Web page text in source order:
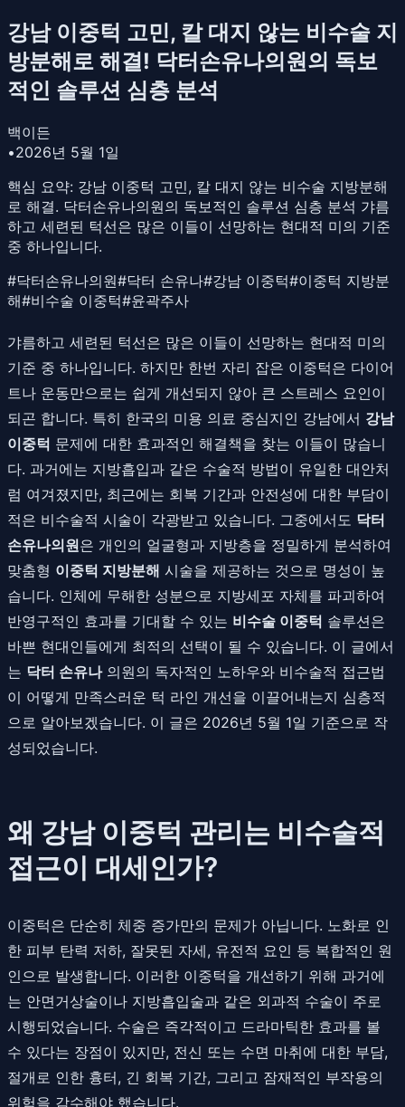
강남 이중턱 고민, 칼 대지 않는 비수술 지
방분해로 해결! 닥터손유나의원의 독보
적인 솔루션 심층 분석
백이든
•2026년 5월 1일
핵심 요약: 강남 이중턱 고민, 칼 대지 않는 비수술 지방분해
로 해결. 닥터손유나의원의 독보적인 솔루션 심층 분석 갸름
하고 세련된 턱선은 많은 이들이 선망하는 현대적 미의 기준
중 하나입니다.
#닥터손유나의원#닥터 손유나#강남 이중턱#이중턱 지방분
해#비수술 이중턱#윤곽주사
갸름하고 세련된 턱선은 많은 이들이 선망하는 현대적 미의
기준 중 하나입니다. 하지만 한번 자리 잡은 이중턱은 다이어
트나 운동만으로는 쉽게 개선되지 않아 큰 스트레스 요인이
되곤 합니다. 특히 한국의 미용 의료 중심지인 강남에서 강남
이중턱 문제에 대한 효과적인 해결책을 찾는 이들이 많습니
다. 과거에는 지방흡입과 같은 수술적 방법이 유일한 대안처
럼 여겨졌지만, 최근에는 회복 기간과 안전성에 대한 부담이
적은 비수술적 시술이 각광받고 있습니다. 그중에서도 닥터
손유나의원은 개인의 얼굴형과 지방층을 정밀하게 분석하여
맞춤형 이중턱 지방분해 시술을 제공하는 것으로 명성이 높
습니다. 인체에 무해한 성분으로 지방세포 자체를 파괴하여
반영구적인 효과를 기대할 수 있는 비수술 이중턱 솔루션은
바쁜 현대인들에게 최적의 선택이 될 수 있습니다. 이 글에서
는 닥터 손유나의원의 독자적인 노하우와 비수술적 접근법
이 어떻게 만족스러운 턱 라인 개선을 이끌어내는지 심층적
으로 알아보겠습니다. 이 글은 2026년 5월 1일 기준으로 작
성되었습니다.
왜 강남 이중턱 관리는 비수술적
접근이 대세인가?
이중턱은 단순히 체중 증가만의 문제가 아닙니다. 노화로 인
한 피부 탄력 저하, 잘못된 자세, 유전적 요인 등 복합적인 원
인으로 발생합니다. 이러한 이중턱을 개선하기 위해 과거에
는 안면거상술이나 지방흡입술과 같은 외과적 수술이 주로
시행되었습니다. 수술은 즉각적이고 드라마틱한 효과를 볼
수 있다는 장점이 있지만, 전신 또는 수면 마취에 대한 부담,
절개로 인한 흉터, 긴 회복 기간, 그리고 잠재적인 부작용의
위험을 감수해야 했습니다.